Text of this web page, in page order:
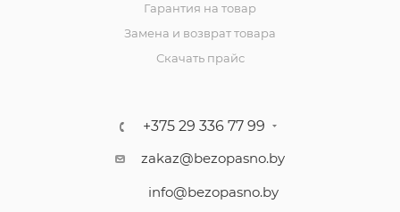
Гарантия на товар
Замена и возврат товара
Скачать прайс
+375 29 336 77 99
zakaz@bezopasno.by
info@bezopasno.by